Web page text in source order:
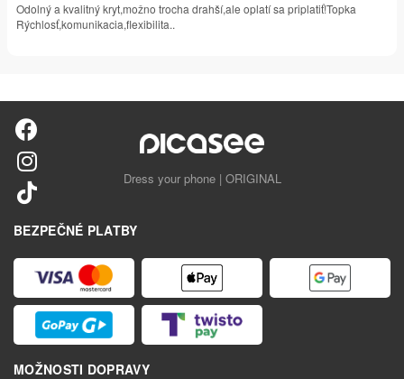
Odolný a kvalitný kryt,možno trocha drahší,ale oplatí sa priplatiť!Topka
Rýchlosť,komunikacia,flexibilita..
Dress your phone | ORIGINAL
BEZPEČNÉ PLATBY
MOŽNOSTI DOPRAVY